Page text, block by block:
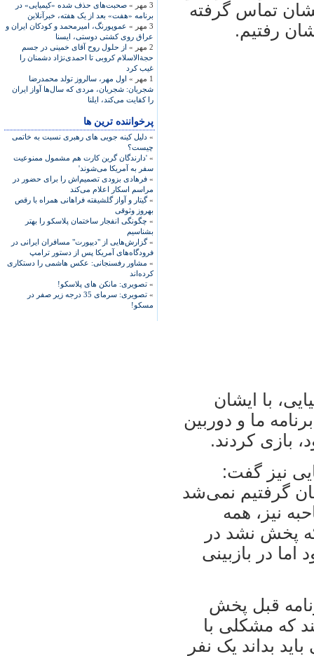
3 مهر »
صحبت‌های حذف شده «کیمیایی» در
برنامه «هفت» بعد از یک هفته، خبرآنلاین
3 مهر »
عموپورنگ، امیرمحمد و کودکان ایران و
عراق روی کشتی دوستی، ایسنا
2 مهر »
از حلول روح آقای خمينی در جسم
حجةالاسلام کروبی تا احمدی‌نژاد دشمنان را
غيب کرد
1 مهر »
اول مهر، سالروز تولد محمدرضا
شجريان: شجريان، مردی که سال‌ها آواز ايران
را کفايت می‌کند، ايلنا
پرخواننده ترین ها
» دلیل کینه جویی های رهبری نسبت به خاتمی
چیست؟
» 'دارندگان گرین کارت هم مشمول ممنوعیت
سفر به آمریکا می‌شوند'
» فرهادی بزودی تصمیم‌اش را برای حضور در
مراسم اسکار اعلام می‌کند
»گیتار و آواز گلشیفته فراهانی همراه با رقص
بهروز وثوقی
» چگونگی انفجار ساختمان پلاسکو را بهتر
بشناسیم
»گزارش‌هایی از "دیپورت" مسافران ایرانی در
فرودگاه‌های آمریکا پس از دستور ترامپ
» مشاور رفسنجانی: عکس هاشمی را دستکاری
کرده‌اند
» تصویری: مانکن های پلاسکو!
»
تصویری: سرمای 35 درجه زیر صفر در
مسکو!
تماس گرفته
رفتیم.
با ایشان
ما و دوربین
بازی کردند.
نیز گفت:
گرفتیم نمی‌شد
نیز، همه
پخش نشد در
در بازبینی
قبل پخش
که مشکلی با
بداند یک نفر